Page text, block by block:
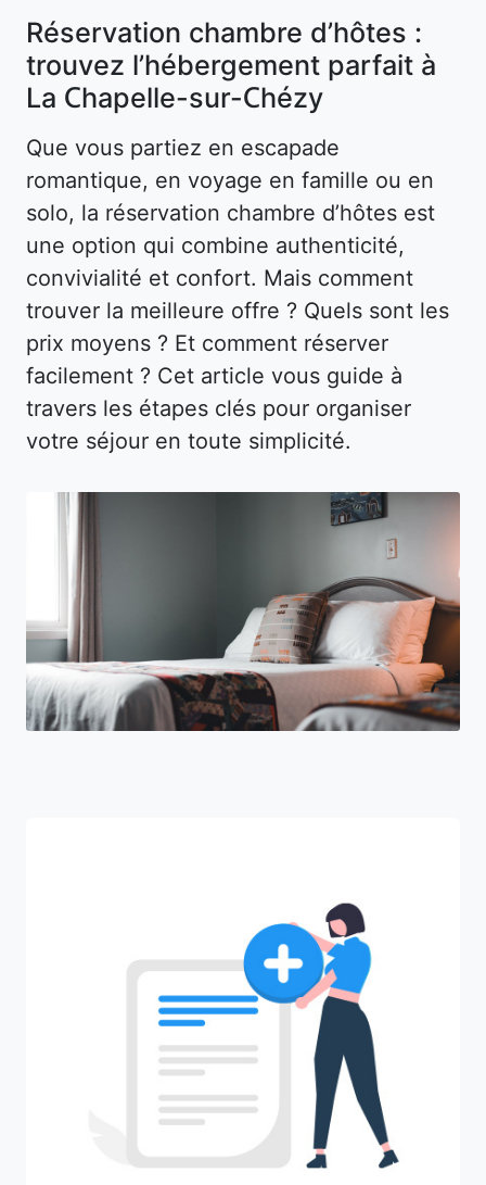
Réservation chambre d’hôtes :
trouvez l’hébergement parfait à
La Chapelle-sur-Chézy
Que vous partiez en escapade
romantique, en voyage en famille ou en
solo, la réservation chambre d’hôtes est
une option qui combine authenticité,
convivialité et confort. Mais comment
trouver la meilleure offre ? Quels sont les
prix moyens ? Et comment réserver
facilement ? Cet article vous guide à
travers les étapes clés pour organiser
votre séjour en toute simplicité.